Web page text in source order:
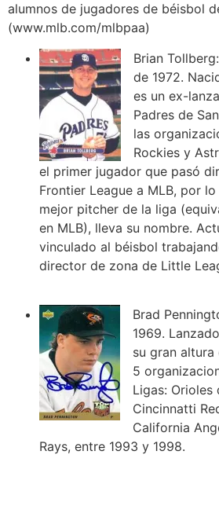
alumnos de jugadores de béisbol
(www.mlb.com/mlbpaa)
Brian
de 1972.
es un ex-
Padres de
las
Rockies y
el primer jugador que pasó
Frontier League a MLB, por
mejor pitcher de la liga
en MLB), lleva su nombre.
vinculado al béisbol
director de zona de Little
Brad
1969.
su gran altura
5
Ligas: Orioles
Cincinnatti
California
Rays, entre 1993 y 1998.